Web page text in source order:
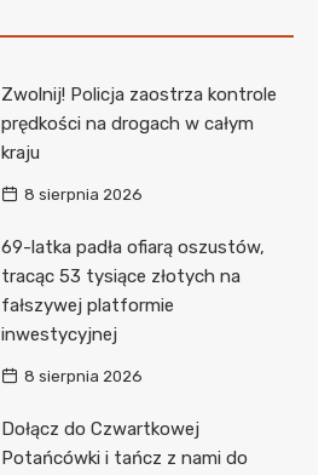
Zwolnij! Policja zaostrza kontrole
prędkości na drogach w całym
kraju
8 sierpnia 2026
69-latka padła ofiarą oszustów,
tracąc 53 tysiące złotych na
fałszywej platformie
inwestycyjnej
8 sierpnia 2026
Dołącz do Czwartkowej
Potańcówki i tańcz z nami do